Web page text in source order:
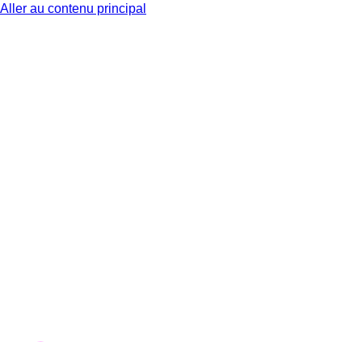
Aller au contenu principal